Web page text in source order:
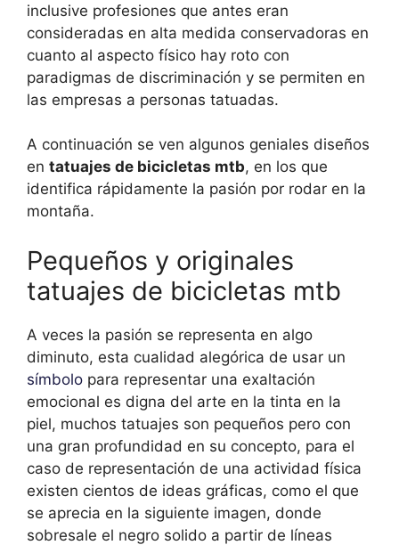
inclusive profesiones que antes eran
consideradas en alta medida conservadoras en
cuanto al aspecto físico hay roto con
paradigmas de discriminación y se permiten en
las empresas a personas tatuadas.
A continuación se ven algunos geniales diseños
en tatuajes de bicicletas mtb, en los que
identifica rápidamente la pasión por rodar en la
montaña.
Pequeños y originales
tatuajes de bicicletas mtb
A veces la pasión se representa en algo
diminuto, esta cualidad alegórica de usar un
símbolo para representar una exaltación
emocional es digna del arte en la tinta en la
piel, muchos tatuajes son pequeños pero con
una gran profundidad en su concepto, para el
caso de representación de una actividad física
existen cientos de ideas gráficas, como el que
se aprecia en la siguiente imagen, donde
sobresale el negro solido a partir de líneas